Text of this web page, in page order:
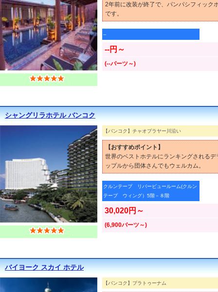
2年前に改装が終了で、パンパシフィック
です。
--
--円～
(--バーツ～)
シャングリラホテル バンコク
【バンコク】チャオプラヤー川沿い
【おすすめポイント】
世界のベストホテルにランキングされる
ップルから団体さんでもウェルカム。
クルンテープ リバービュールーム(クルン
テープ ウィング）5階－８階
30,020円～
(6,900バーツ～)
バイヨーク スカイ ホテル
【バンコク】プラトゥーナム